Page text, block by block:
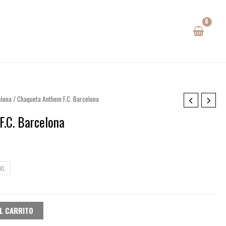
/ Chaqueta Anthem F.C. Barcelona
Barcelona
CARRITO